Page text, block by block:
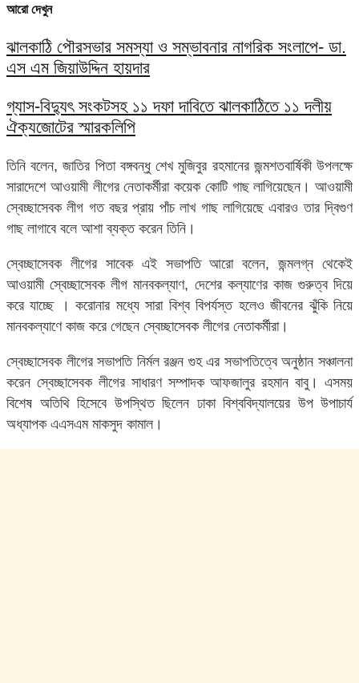
আরো দেখুন
ঝালকাঠি পৌরসভার সমস্যা ও সম্ভাবনার নাগরিক সংলাপে- ডা.
এস এম জিয়াউদ্দিন হায়দার
গ্যাস-বিদ্যুৎ সংকটসহ ১১ দফা দাবিতে ঝালকাঠিতে ১১ দলীয়
ঐক্যজোটের স্মারকলিপি
তিনি বলেন, জাতির পিতা বঙ্গবন্ধু শেখ মুজিবুর রহমানের জন্মশতবার্ষিকী উপলক্ষে
সারাদেশে আওয়ামী লীগের নেতাকর্মীরা কয়েক কোটি গাছ লাগিয়েছেন। আওয়ামী
স্বেচ্ছাসেবক লীগ গত বছর প্রায় পাঁচ লাখ গাছ লাগিয়েছে এবারও তার দ্বিগুণ
গাছ লাগাবে বলে আশা ব্যক্ত করেন তিনি।
স্বেচ্ছাসেবক লীগের সাবেক এই সভাপতি আরো বলেন, জন্মলগ্ন থেকেই
আওয়ামী স্বেচ্ছাসেবক লীগ মানবকল্যাণ, দেশের কল্যাণের কাজ গুরুত্ব দিয়ে
করে যাচ্ছে । করোনার মধ্যে সারা বিশ্ব বিপর্যস্ত হলেও জীবনের ঝুঁকি নিয়ে
মানবকল্যাণে কাজ করে গেছেন স্বেচ্ছাসেবক লীগের নেতাকর্মীরা।
স্বেচ্ছাসেবক লীগের সভাপতি নির্মল রঞ্জন গুহ এর সভাপতিত্বে অনুষ্ঠান সঞ্চালনা
করেন স্বেচ্ছাসেবক লীগের সাধারণ সম্পাদক আফজালুর রহমান বাবু। এসময়
বিশেষ অতিথি হিসেবে উপস্থিত ছিলেন ঢাকা বিশ্ববিদ্যালয়ের উপ উপাচার্য
অধ্যাপক এএসএম মাকসুদ কামাল।